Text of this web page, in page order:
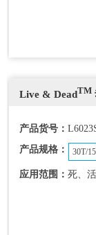
Live & DeadTM
产品货号：
产品规格：
30T/
应用范围： 死、